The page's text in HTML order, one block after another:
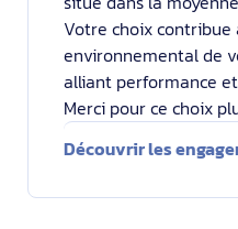
Votre choix
environnemental de
alliant performance
Merci pour ce choix
Découvrir les